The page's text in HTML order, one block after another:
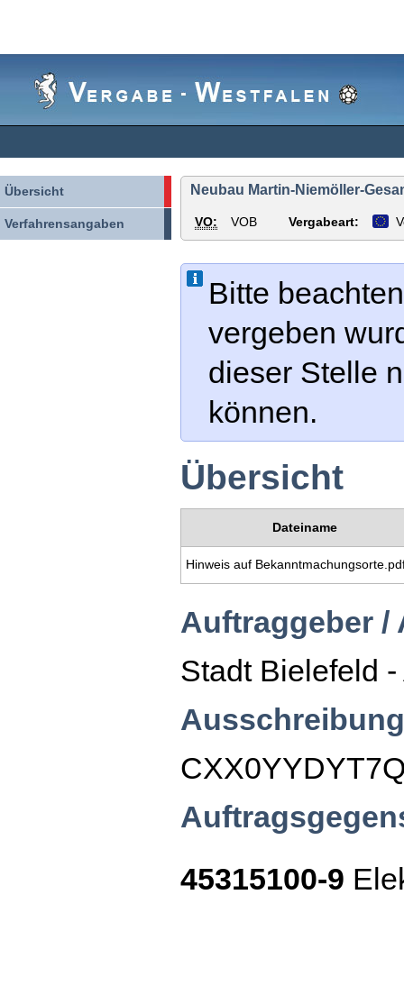
Übersicht
Verfahrensangaben
Neubau Martin-Niemöller-
VO: VOB Vergabeart:
Bitte
vergeben
dieser Stelle
können.
Übersicht
Dateiname
Hinweis auf
Auftraggeber /
Stadt Bielefeld
45315100-9